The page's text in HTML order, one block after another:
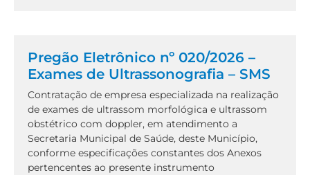
Pregão Eletrônico nº 020/2026 –
Exames de Ultrassonografia – SMS
Contratação de empresa especializada na realização
de exames de ultrassom morfológica e ultrassom
obstétrico com doppler, em atendimento a
Secretaria Municipal de Saúde, deste Município,
conforme especificações constantes dos Anexos
pertencentes ao presente instrumento